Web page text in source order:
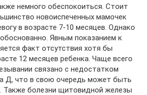
немного обеспокоиться. Стоит
новоиспеченных мамочек
в возрасте 7-10 месяцев. Однако
Явным показанием к
факт отсутствия хотя бы
12 месяцев ребенка. Чаще всего
связано с недостатком
Д, что в свою очередь может быть
Также болезни щитовидной железы